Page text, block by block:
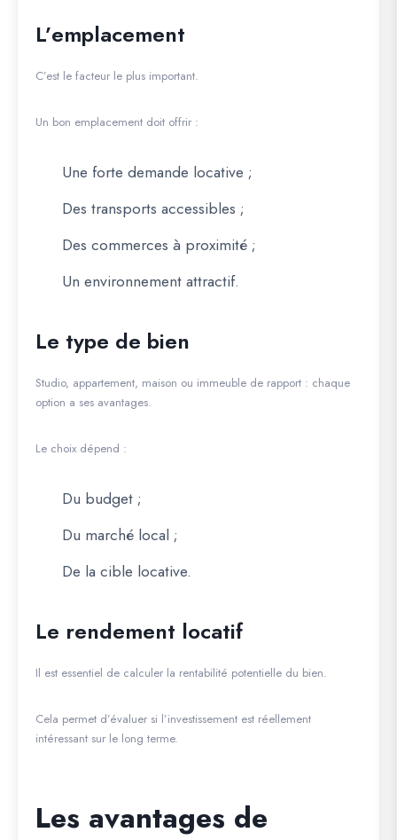
L’emplacement
C’est le facteur le plus important.
Un bon emplacement doit offrir :
Une forte demande locative ;
Des transports accessibles ;
Des commerces à proximité ;
Un environnement attractif.
Le type de bien
Studio, appartement, maison ou immeuble de rapport : chaque
option a ses avantages.
Le choix dépend :
Du budget ;
Du marché local ;
De la cible locative.
Le rendement locatif
Il est essentiel de calculer la rentabilité potentielle du bien.
Cela permet d’évaluer si l’investissement est réellement
intéressant sur le long terme.
Les avantages de